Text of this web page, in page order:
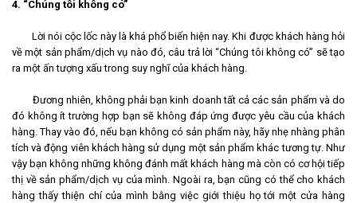
4. “Chúng tôi không có”
Lời nói cộc lốc này là khá phổ biến hiện nay. Khi được khách hàng hỏi
về một sản phẩm/dịch vụ nào đó, câu trả lời “Chúng tôi không có” sẽ tạo
ra một ấn tượng xấu trong suy nghĩ của khách hàng.
Đương nhiên, không phải bạn kinh doanh tất cả các sản phẩm và do
đó không ít trường hợp bạn sẽ không đáp ứng được yêu cầu của khách
hàng. Thay vào đó, nếu bạn không có sản phẩm này, hãy nhẹ nhàng phân
tích và động viên khách hàng sử dụng một sản phẩm khác tương tự. Như
vậy bạn không những không đánh mất khách hàng mà còn có cơ hội tiếp
thị về sản phẩm/dịch vụ của mình. Ngoài ra, bạn cũng có thể cho khách
hàng thấy thiện chí của mình bằng việc giới thiệu họ tới một cửa hàng